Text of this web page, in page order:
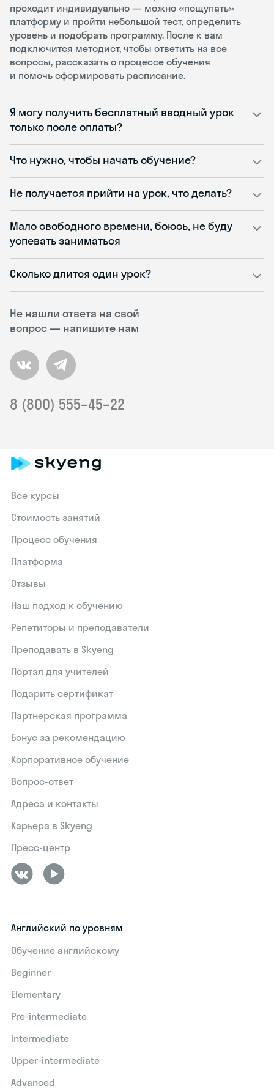
Не нашли ответа на свой
вопрос — напишите нам
8 (800) 555–45–22
проходит индивидуально — можно «пощупать»
платформу и пройти небольшой тест, определить
уровень и подобрать программу. После к вам
подключится методист, чтобы ответить на все
вопросы, рассказать о процессе обучения
и помочь сформировать расписание.
Я могу получить бесплатный вводный урок
только после оплаты?
Что нужно, чтобы начать обучение?
Не получается прийти на урок, что делать?
Мало свободного времени, боюсь, не буду
успевать заниматься
Сколько длится один урок?
Все курсы
Стоимость занятий
Процесс обучения
Платформа
Отзывы
Наш подход к обучению
Репетиторы и преподаватели
Преподавать в Skyeng
Портал для учителей
Подарить сертификат
Партнерская программа
Бонус за рекомендацию
Корпоративное обучение
Вопрос-ответ
Адреса и контакты
Карьера в Skyeng
Пресс-центр
Английский по уровням
Обучение английскому
Beginner
Elementary
Pre-intermediate
Intermediate
Upper-intermediate
Advanced